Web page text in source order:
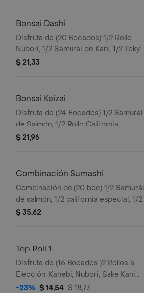
Conitos de Wantán con Ebi, 4 Gunkan
(mini).
Bonsai Dashi
Disfruta de (20 Bocados) 1/2 Rollo
Nubori, 1/2 Samurai de Kani, 1/2 Tokyo
Roll, 1/2 Rollo Anguila Especial y 4
$ 21,33
Bonsai Keizai
Disfruta de (24 Bocados) 1/2 Samurai
de Salmón, 1/2 Rollo California
Especial, 1/2 Rollo Cumbayá, 1/2 Kani
Camarón.
$ 21,96
Combinación Sumashi
Combinación de (20 boc) 1/2 Samurái
de salmón, 1/2 california especial, 1/2
anguila especial, 1/2 tokyo, 1/2
$ 35,62
Top Roll 1
Disfruta de (16 Bocados )2 Rollos a
Elección: Kanebi, Nubori, Sake Kani
Especial, California Al Estilo Noe, Kani
-23% $ 14,54 $ 18,77